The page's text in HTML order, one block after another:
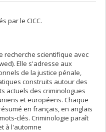
par le CICC.
recherche scientifique avec
Elle s'adresse aux
de la justice pénale,
construits autour des
actuels des criminologues
et européens. Chaque
en français, en anglais
clés. Criminologie paraît
à l'automne